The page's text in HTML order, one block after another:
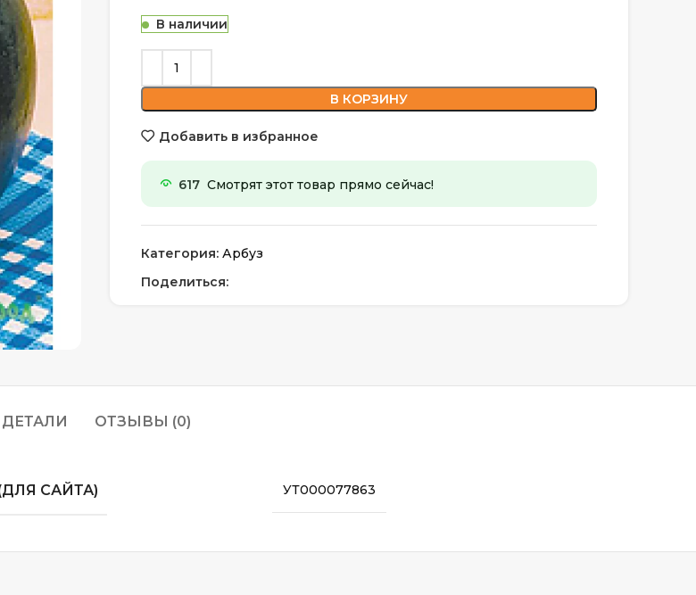
В наличии
В КОРЗИНУ
Добавить в избранное
617 Смотрят этот товар прямо сейчас!
Категория: Арбуз
Поделиться:
ДЕТАЛИ ОТЗЫВЫ (0)
САЙТА) УТ000077863